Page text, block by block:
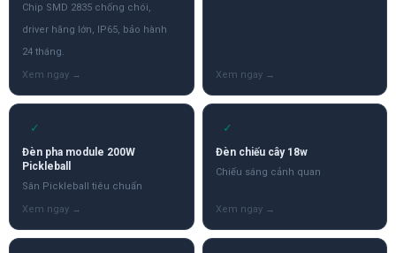
Chip SMD 2835 chống chói,
driver hãng lớn, IP65, bảo hành
24 tháng.
✓
Đèn pha module 200W
Pickleball
Sân Pickleball tiêu chuẩn
✓
Đèn chiếu cây 18w
Chiếu sáng cảnh quan